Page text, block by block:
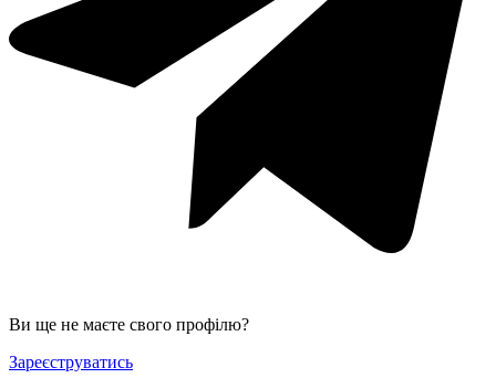
Ви ще не маєте свого профілю?
Зареєструватись